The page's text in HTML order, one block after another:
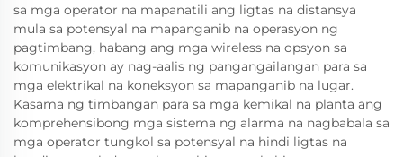
sa mga operator na mapanatili ang ligtas na distansya
mula sa potensyal na mapanganib na operasyon ng
pagtimbang, habang ang mga wireless na opsyon sa
komunikasyon ay nag-aalis ng pangangailangan para sa
mga elektrikal na koneksyon sa mapanganib na lugar.
Kasama ng timbangan para sa mga kemikal na planta ang
komprehensibong mga sistema ng alarma na nagbabala sa
mga operator tungkol sa potensyal na hindi ligtas na